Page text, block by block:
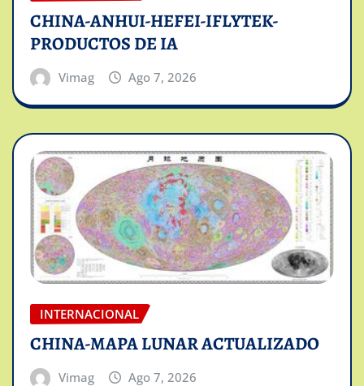
CHINA-ANHUI-HEFEI-IFLYTEK-
PRODUCTOS DE IA
Vimag Ago 7, 2026
INTERNACIONAL
CHINA-MAPA LUNAR ACTUALIZADO
Vimag Ago 7, 2026